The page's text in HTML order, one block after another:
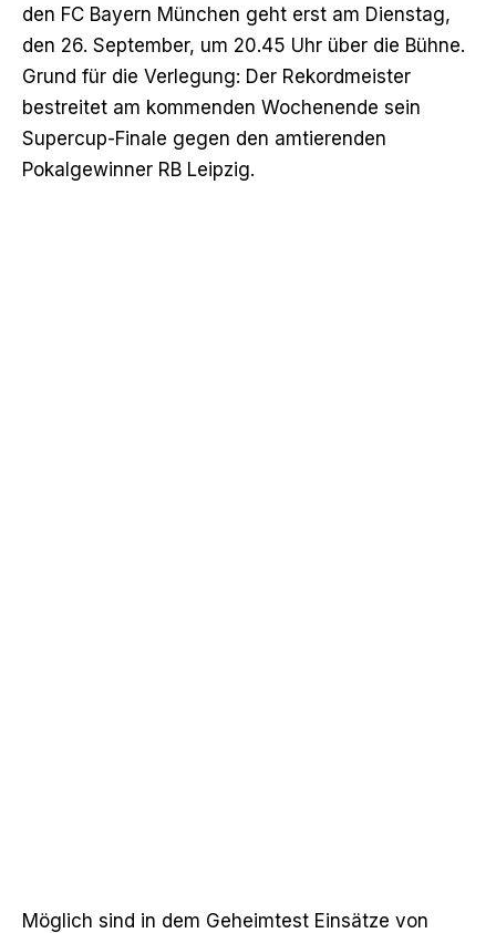
den FC Bayern München geht erst am Dienstag,
den 26. September, um 20.45 Uhr über die Bühne.
Grund für die Verlegung: Der Rekordmeister
bestreitet am kommenden Wochenende sein
Supercup-Finale gegen den amtierenden
Pokalgewinner RB Leipzig.
Möglich sind in dem Geheimtest Einsätze von